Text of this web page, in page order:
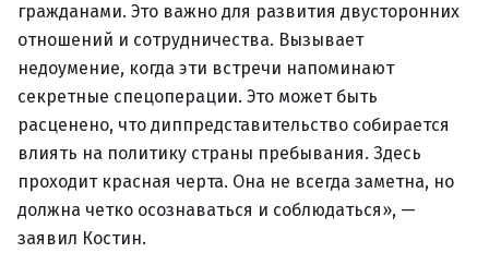
гражданами. Это важно для развития двусторонних
отношений и сотрудничества. Вызывает
недоумение, когда эти встречи напоминают
секретные спецоперации. Это может быть
расценено, что диппредставительство собирается
влиять на политику страны пребывания. Здесь
проходит красная черта. Она не всегда заметна, но
должна четко осознаваться и соблюдаться», —
заявил Костин.